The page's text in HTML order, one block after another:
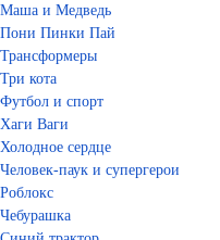
Маша и Медведь
Пони Пинки Пай
Трансформеры
Три кота
Футбол и спорт
Хаги Ваги
Холодное сердце
Человек-паук и супергерои
Роблокс
Чебурашка